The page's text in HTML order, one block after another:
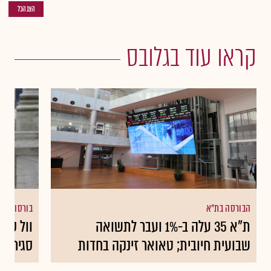
הצג הכל
קראו עוד בגלובס
הבורסה בת"א
ת"א 35 עלה ב-1% ועבר לתשואה
שבועית חיובית; טאואר זינקה בחדות
בורסות